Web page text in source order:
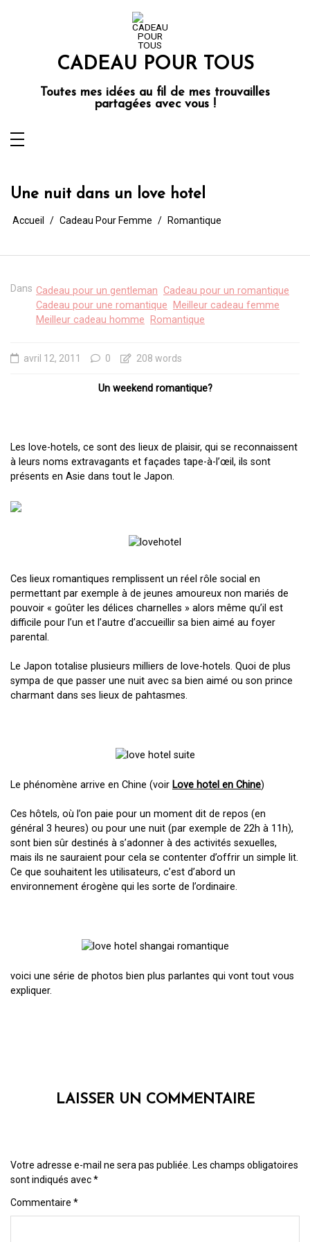
CADEAU POUR TOUS
Toutes mes idées au fil de mes trouvailles
partagées avec vous !
Une nuit dans un love hotel
Accueil Cadeau Pour Femme Romantique
Dans Cadeau pour un gentleman Cadeau pour un romantique
Cadeau pour une romantique
Meilleur cadeau femme
Meilleur cadeau homme
Romantique
avril 12, 2011 0 208 words
Un weekend romantique?
Les love-hotels, ce sont des lieux de plaisir, qui se reconnaissent
à leurs noms extravagants et façades tape-à-l’œil, ils sont
présents en Asie dans tout le Japon.
Ces lieux romantiques remplissent un réel rôle social en
permettant par exemple à de jeunes amoureux non mariés de
pouvoir « goûter les délices charnelles » alors même qu’il est
difficile pour l’un et l’autre d’accueillir sa bien aimé au foyer
parental.
Le Japon totalise plusieurs milliers de love-hotels. Quoi de plus
sympa de que passer une nuit avec sa bien aimé ou son prince
charmant dans ses lieux de pahtasmes.
Le phénomène arrive en Chine (voir Love hotel en Chine)
Ces hôtels, où l’on paie pour un moment dit de repos (en
général 3 heures) ou pour une nuit (par exemple de 22h à 11h),
sont bien sûr destinés à s’adonner à des activités sexuelles,
mais ils ne sauraient pour cela se contenter d’offrir un simple lit.
Ce que souhaitent les utilisateurs, c’est d’abord un
environnement érogène qui les sorte de l’ordinaire.
voici une série de photos bien plus parlantes qui vont tout vous
expliquer.
LAISSER UN COMMENTAIRE
Votre adresse e-mail ne sera pas publiée. Les champs obligatoires
sont indiqués avec*
Commentaire *